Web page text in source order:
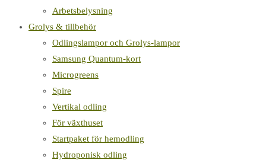
Arbetsbelysning
Grolys & tillbehör
Odlingslampor och Grolys-lampor
Samsung Quantum-kort
Microgreens
Spire
Vertikal odling
För växthuset
Startpaket för hemodling
Hydroponisk odling